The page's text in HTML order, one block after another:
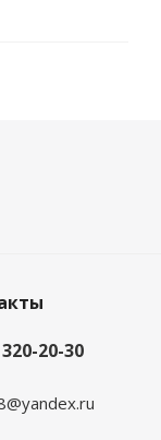
20-30